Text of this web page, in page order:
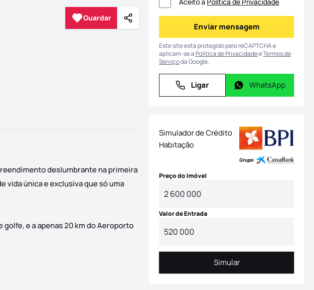
Guardar
Guardar Partilhar
deslumbrante na primeira
vida única e exclusiva que só uma
e a apenas 20 km do Aeroporto
Enviar mensagem
Enviar mensagem
Este site está protegido pelo reCAPTCHA e
aplicam-se aPolítica de PrivacidadeeTermos de
Serviçoda Google.
Ligar
Ligar WhatsApp
WhatsApp
Simulador de Crédito
Habitação
Preço do Imóvel
Valor de Entrada
Simular
Simular